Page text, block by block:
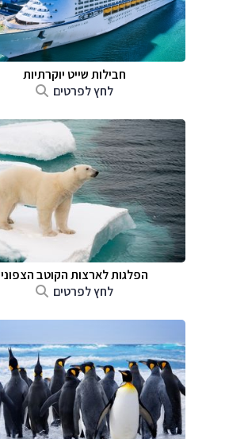
חבילות שייט יוקרתיות
לחץ לפרטים
הפלגות לארצות הקוטב הצפוני
לחץ לפרטים